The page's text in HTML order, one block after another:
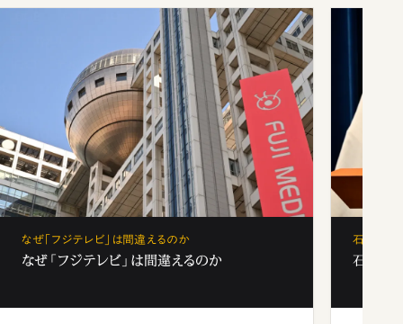
なぜ「フジテレビ」は間違えるのか
なぜ「フジテレビ」は間違えるのか
石破茂、
石破茂